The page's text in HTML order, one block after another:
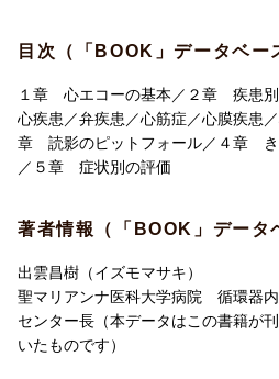
目次（「BOOK」データベー
１章 心エコーの基本／２章 疾患別
心疾患／弁疾患／心筋症／心膜疾患
章 読影のピットフォール／４章 き
／５章 症状別の評価
著者情報（「BOOK」データ
出雲昌樹（イズモマサキ）
聖マリアンナ医科大学病院 循環器
センター長（本データはこの書籍が
いたものです）